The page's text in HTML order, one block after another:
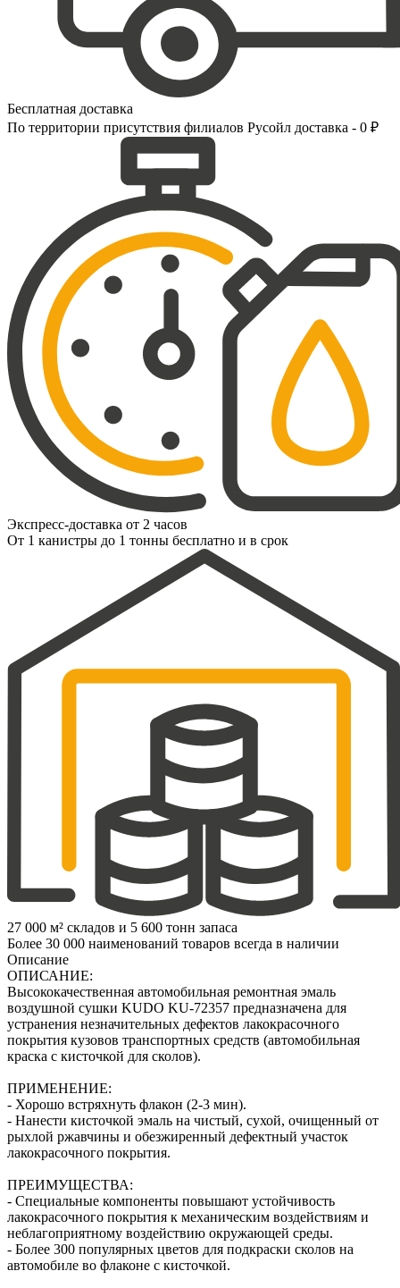
Бесплатная доставка
По территории присутствия филиалов Русойл доставка - 0 ₽
Экспресс-доставка от 2 часов
От 1 канистры до 1 тонны бесплатно и в срок
27 000 м² складов и 5 600 тонн запаса
Более 30 000 наименований товаров всегда в наличии
Описание
ОПИСАНИЕ:
Высококачественная автомобильная ремонтная эмаль
воздушной сушки KUDO KU-72357 предназначена для
устранения незначительных дефектов лакокрасочного
покрытия кузовов транспортных средств (автомобильная
краска с кисточкой для сколов).
ПРИМЕНЕНИЕ:
- Хорошо встряхнуть флакон (2‑3 мин).
- Нанести кисточкой эмаль на чистый, сухой, очищенный от
рыхлой ржавчины и обезжиренный дефектный участок
лакокрасочного покрытия.
ПРЕИМУЩЕСТВА:
- Специальные компоненты повышают устойчивость
лакокрасочного покрытия к механическим воздействиям и
неблагоприятному воздействию окружающей среды.
- Более 300 популярных цветов для подкраски сколов на
автомобиле во флаконе с кисточкой.